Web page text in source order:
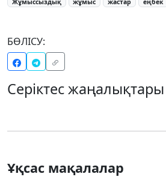
БӨЛІСУ:
Серіктес жаңалықтары
Ұқсас мақалалар